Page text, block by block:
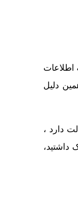
دلیل
دارد ،
داشتید،